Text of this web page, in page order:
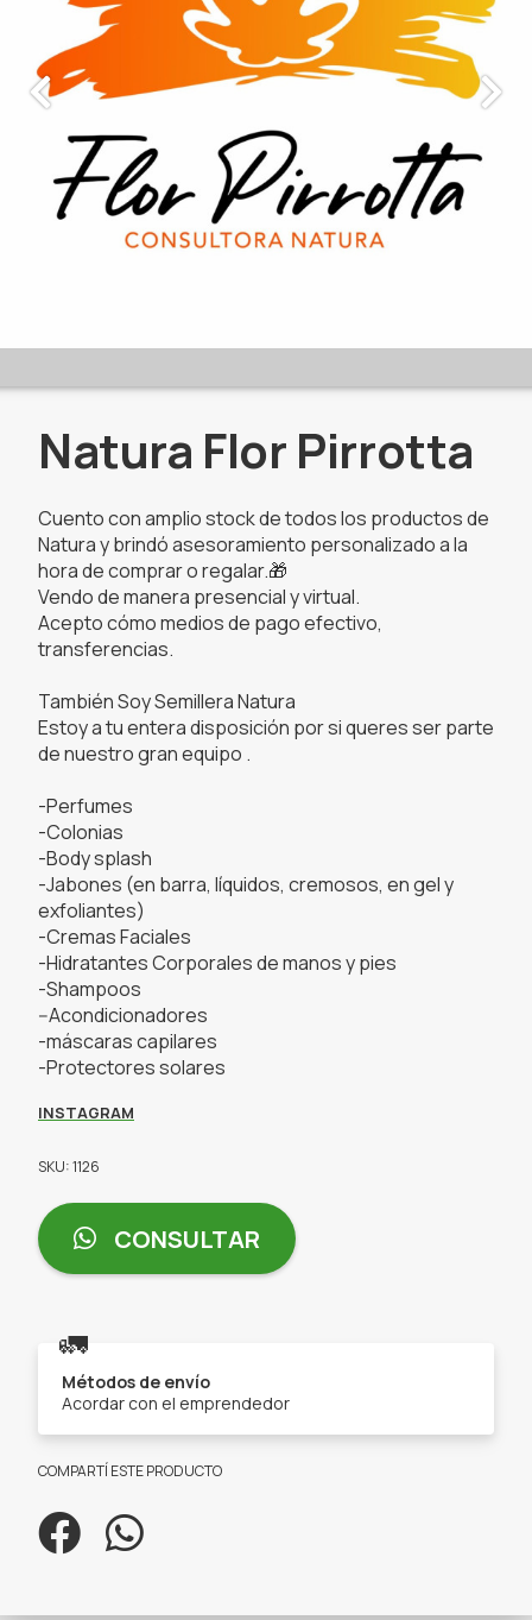
Natura Flor Pirrotta
Cuento con amplio stock de todos los productos de
Natura y brindó asesoramiento personalizado a la
hora de comprar o regalar.🎁
Vendo de manera presencial y virtual.
Acepto cómo medios de pago efectivo,
transferencias.
También Soy Semillera Natura
Estoy a tu entera disposición por si queres ser parte
de nuestro gran equipo .
-Perfumes
-Colonias
-Body splash
-Jabones (en barra, líquidos, cremosos, en gel y
exfoliantes)
-Cremas Faciales
-Hidratantes Corporales de manos y pies
-Shampoos
--Acondicionadores
-máscaras capilares
-Protectores solares
INSTAGRAM
SKU: 1126
CONSULTAR
🚛
Métodos de envío
Acordar con el emprendedor
COMPARTÍ ESTE PRODUCTO